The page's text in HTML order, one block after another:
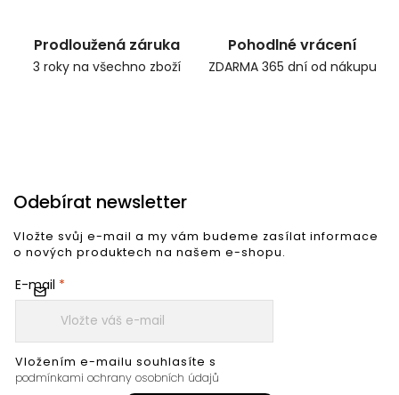
Prodloužená záruka
3 roky na všechno zboží
Pohodlné vrácení
ZDARMA 365 dní od nákupu
Odebírat newsletter
Vložte svůj e-mail a my vám budeme zasílat informace
o nových produktech na našem e-shopu.
E-mail
Vložením e-mailu souhlasíte s
podmínkami ochrany osobních údajů